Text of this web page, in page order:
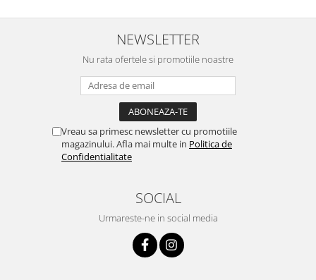
purtam cu drag la aniversate
NEWSLETTER
Nu rata ofertele si promotiile noastre
Vreau sa primesc newsletter cu promotiile
magazinului. Afla mai multe in Politica de
Confidentialitate
SOCIAL
Urmareste-ne in social media